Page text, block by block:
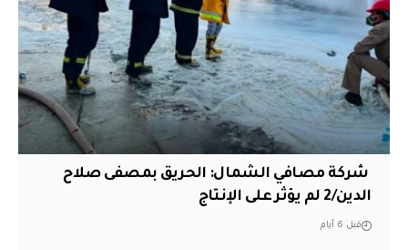
‏ شركة مصافي الشمال: الحريق بمصفى صلاح
الدين/2 لم يؤثر على الإنتاج
قبل 6 أيام